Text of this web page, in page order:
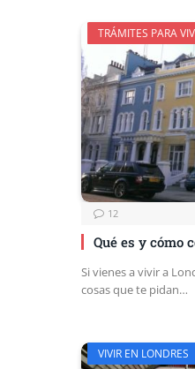
TRÁMITES PARA
12
Qué es y cómo
Si vienes a vivir a
cosas que te pidan…
VIVIR EN LONDRES